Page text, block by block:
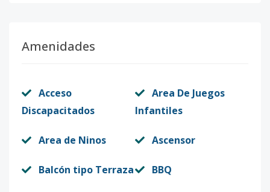
Amenidades
Acceso
Discapacitados
Area De Juegos
Infantiles
Area de Ninos Ascensor
Balcón tipo Terraza BBQ